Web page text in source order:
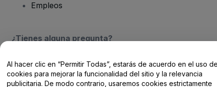
Empleos
¿Tienes alguna pregunta?
Centro de Ayuda / Contacto
Al hacer clic en “Permitir Todas”, estarás de acuerdo en el uso
cookies para mejorar la funcionalidad del sitio y la relevancia
publicitaria. De modo contrario, usaremos cookies estrictamente